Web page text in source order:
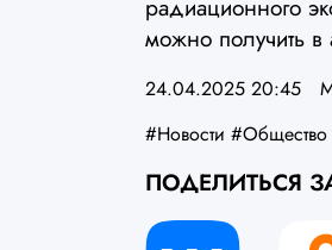
радиационного
можно получить
24.04.2025 20:45
#Новости #Общество
ПОДЕЛИТЬСЯ